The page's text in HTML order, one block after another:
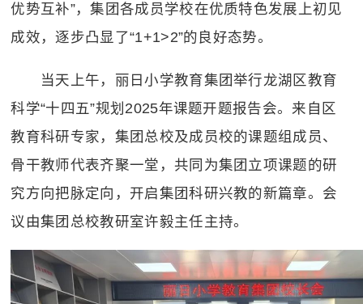
优势互补”，集团各成员学校在优质特色发展上初见
成效，逐步凸显了“1+1>2”的良好态势。
当天上午，丽日小学教育集团举行龙湖区教育
科学“十四五”规划 2025年课题开题报告会。来自区
教育科研专家，集团总校及成员校的课题组成员、
骨干教师代表齐聚一堂，共同为集团立项课题的研
究方向把脉定向，开启集团科研兴教的新篇章。会
议由集团总校教研室许毅主任主持。